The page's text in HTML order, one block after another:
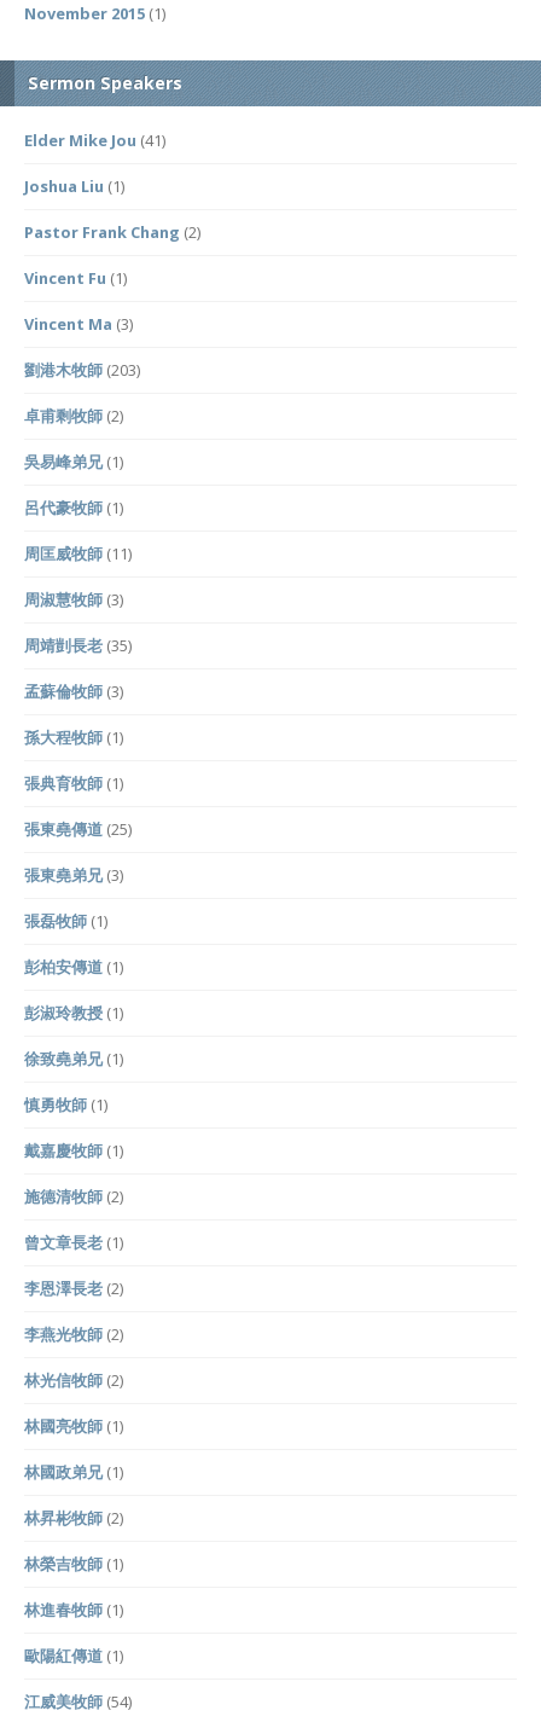
November 2015 (1)
Sermon Speakers
Elder Mike Jou (41)
Joshua Liu (1)
Pastor Frank Chang (2)
Vincent Fu (1)
Vincent Ma (3)
劉港木牧師 (203)
卓甫剩牧師 (2)
吳易峰弟兄(1)
呂代豪牧師 (1)
周匡威牧師 (11)
周淑慧牧師 (3)
周靖剴長老 (35)
孟蘇倫牧師 (3)
孫大程牧師 (1)
張典育牧師 (1)
張東堯傳道 (25)
張東堯弟兄(3)
張磊牧師 (1)
彭柏安傳道 (1)
彭淑玲教授 (1)
徐致堯弟兄(1)
慎勇牧師 (1)
戴嘉慶牧師 (1)
施德清牧師 (2)
曾文章長老 (1)
李恩澤長老 (2)
李燕光牧師 (2)
林光信牧師 (2)
林國亮牧師 (1)
林國政弟兄(1)
林昇彬牧師 (2)
林榮吉牧師 (1)
林進春牧師 (1)
歐陽紅傳道 (1)
江威美牧師 (54)